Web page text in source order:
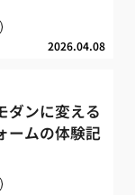
2026.04.08
ダンに変える
ームの体験記